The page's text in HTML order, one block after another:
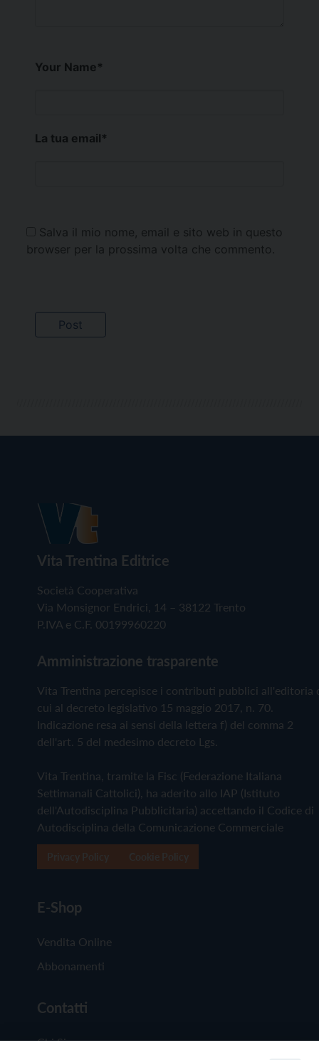
Your Name*
La tua email*
Salva il mio nome, email e sito web in questo
browser per la prossima volta che commento.
Vita Trentina Editrice
Società Cooperativa
Via Monsignor Endrici, 14 – 38122 Trento
P.IVA e C.F. 00199960220
Amministrazione trasparente
Vita Trentina percepisce i contributi pubblici all'editoria
cui al decreto legislativo 15 maggio 2017, n. 70.
Indicazione resa ai sensi della lettera f) del comma 2
dell'art. 5 del medesimo decreto Lgs.
Vita Trentina, tramite la Fisc (Federazione Italiana
Settimanali Cattolici), ha aderito allo IAP (Istituto
dell'Autodisciplina Pubblicitaria) accettando il Codice di
Autodisciplina della Comunicazione Commerciale
E-Shop
Vendita Online
Abbonamenti
Contatti
Chi Siamo